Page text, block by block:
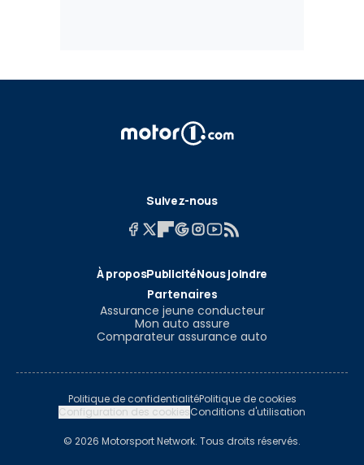
Suivez-nous
À proposPublicitéNous joindre
Partenaires
Assurance jeune conducteur
Mon auto assure
Comparateur assurance auto
Politique de confidentialitéPolitique de cookies
Configuration des cookiesConditions d'utilisation
© 2026 Motorsport Network. Tous droits réservés.